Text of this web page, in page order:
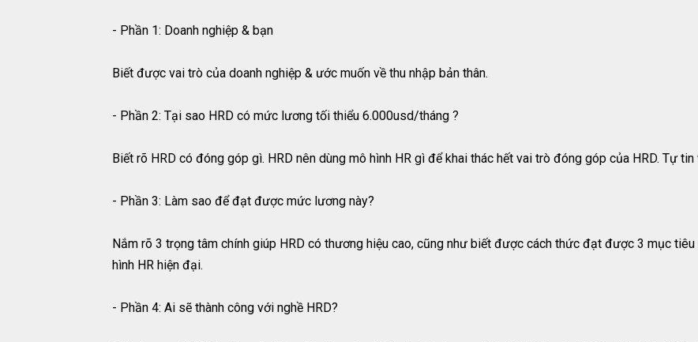
- Phần 1: Doanh nghiệp & bạn
Biết được vai trò của doanh nghiệp & ước muốn về thu nhập bản thân.
- Phần 2: Tại sao HRD có mức lương tối thiểu 6.000usd/tháng ?
Biết rõ HRD có đóng góp gì. HRD nên dùng mô hình HR gì để khai thác hết vai trò đóng góp của HRD. Tự
- Phần 3: Làm sao để đạt được mức lương này?
Nắm rõ 3 trọng tâm chính giúp HRD có thương hiệu cao, cũng như biết được cách thức đạt được 3 mục
hình HR hiện đại.
- Phần 4: Ai sẽ thành công với nghề HRD?